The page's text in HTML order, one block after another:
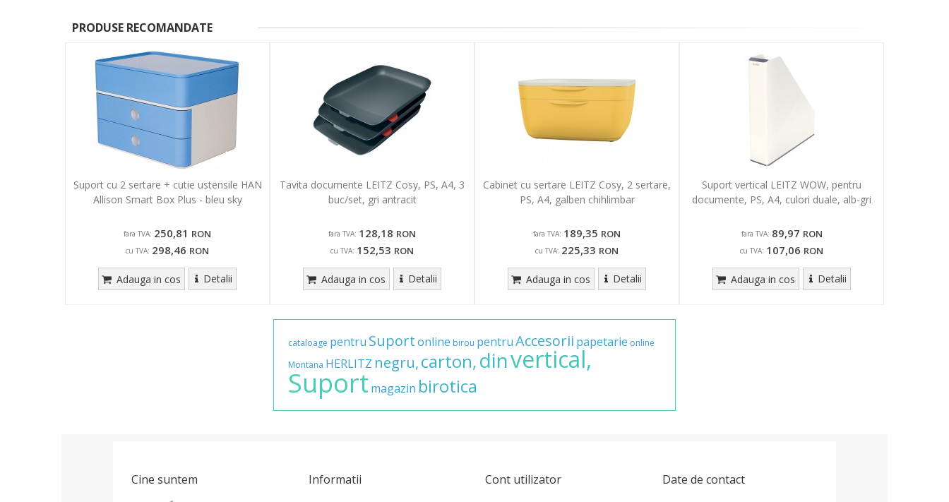
PRODUSE RECOMANDATE
Suport cu 2 sertare + cutie ustensile HAN
Allison Smart Box Plus - bleu sky
fara TVA: 250,81 RON
cu TVA: 298,46 RON
Adauga in cos Detalii
Tavita documente LEITZ Cosy, PS, A4, 3
buc/set, gri antracit
fara TVA: 128,18 RON
cu TVA: 152,53 RON
Adauga in cos Detalii
Cabinet cu sertare LEITZ Cosy, 2 sertare,
PS, A4, galben chihlimbar
fara TVA: 189,35 RON
cu TVA: 225,33 RON
Adauga in cos Detalii
Suport vertical LEITZ WOW, pentru
documente, PS, A4, culori duale, alb-gri
fara TVA: 89,97 RON
cu TVA: 107,06 RON
Adauga in cos Detalii
cataloage pentru Suportonline birou pentruAccesorii papetarie online
Montana HERLITZ negru,carton,dinvertical,
Suport magazin birotica
Cine suntem Informatii Cont utilizator Date de contact